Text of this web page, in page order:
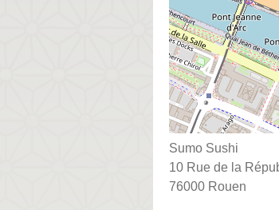
Sumo Sushi
10 Rue de la
76000 Rouen